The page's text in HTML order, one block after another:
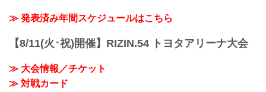
20:00〜21:00頃
予定時間が前後することがありますので
ご...
PPV配信チケット情報をまとめたぞ！
会場に来れない方はお好きな配信サービ
湘南美容クリニック presents RIZIN.38
≫ 発表済み年間スケジュールはこちら
【8/11(火･祝)開催】RIZIN.54 トヨタアリーナ大会
≫ 大会情報／チケット
≫ 対戦カード